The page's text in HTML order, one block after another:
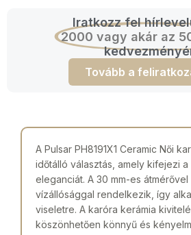
Iratkozz fel
2000 vagy akár az
Tovább a
A Pulsar PH8191X1 Ceramic Női
időtálló választás, amely kifejezi a
eleganciát. A 30 mm-es átmérővel
vízállósággal rendelkezik, így
viseletre. A karóra kerámia
köszönhetően könnyű és